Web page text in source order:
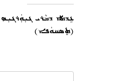
ܥܹܕܬܐ ܕܡܵܪܝ
(ܬܸܣܩܘܿܦܐ)